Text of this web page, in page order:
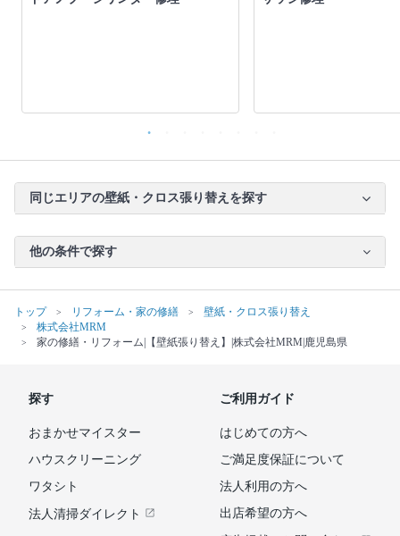
同じエリアの壁紙・クロス張り替えを探す
他の条件で探す
トップ リフォーム・家の修繕
壁紙・クロス張り替え
株式会社MRM
家の修繕・リフォーム|【壁紙張り替え】|株式会社MRM|鹿児島県
探す
おまかせマイスター
ハウスクリーニング
ワタシト
法人清掃ダイレクト
ご利用ガイド
はじめての方へ
ご満足度保証について
法人利用の方へ
出店希望の方へ